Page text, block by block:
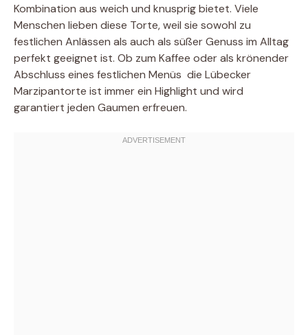
Kombination aus weich und knusprig bietet. Viele
Menschen lieben diese Torte, weil sie sowohl zu
festlichen Anlässen als auch als süßer Genuss im Alltag
perfekt geeignet ist. Ob zum Kaffee oder als krönender
Abschluss eines festlichen Menüs  die Lübecker
Marzipantorte ist immer ein Highlight und wird
garantiert jeden Gaumen erfreuen.